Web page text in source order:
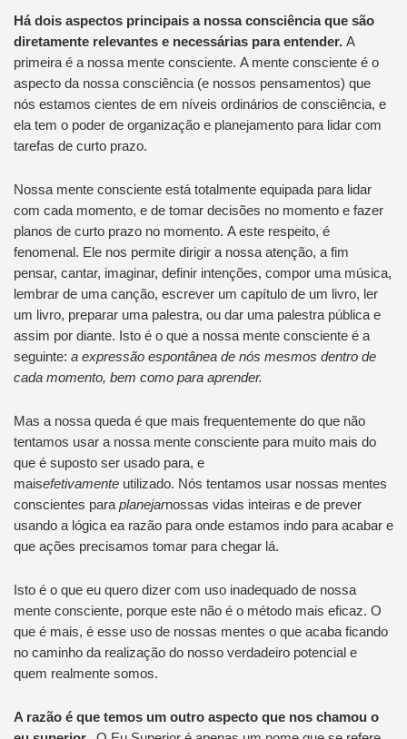
Há dois aspectos principais a nossa consciência que são
diretamente relevantes e necessárias para entender.A
primeira é a nossa mente consciente. A mente consciente é o
aspecto da nossa consciência (e nossos pensamentos) que
nós estamos cientes de em níveis ordinários de consciência, e
ela tem o poder de organização e planejamento para lidar com
tarefas de curto prazo.
Nossa mente consciente está totalmente equipada para lidar
com cada momento, e de tomar decisões no momento e fazer
planos de curto prazo no momento. A este respeito, é
fenomenal. Ele nos permite dirigir a nossa atenção, a fim
pensar, cantar, imaginar, definir intenções, compor uma música,
lembrar de uma canção, escrever um capítulo de um livro, ler
um livro, preparar uma palestra, ou dar uma palestra pública e
assim por diante. Isto é o que a nossa mente consciente é a
seguinte: a expressão espontânea de nós mesmos dentro de
cada momento, bem como para aprender.
Mas a nossa queda é que mais frequentemente do que não
tentamos usar a nossa mente consciente para muito mais do
que é suposto ser usado para, e
maisefetivamenteutilizado. Nós tentamos usar nossas mentes
conscientes para planejarnossas vidas inteiras e de prever
usando a lógica ea razão para onde estamos indo para acabar e
que ações precisamos tomar para chegar lá.
Isto é o que eu quero dizer com uso inadequado de nossa
mente consciente, porque este não é o método mais eficaz. O
que é mais, é esse uso de nossas mentes o que acaba ficando
no caminho da realização do nosso verdadeiro potencial e
quem realmente somos.
A razão é que temos um outro aspecto que nos chamou o